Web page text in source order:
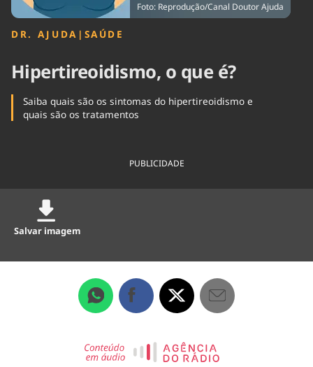
Foto: Reprodução/Canal Doutor Ajuda
DR. AJUDA | SAÚDE
Hipertireoidismo, o que é?
Saiba quais são os sintomas do hipertireoidismo e
quais são os tratamentos
PUBLICIDADE
Salvar imagem